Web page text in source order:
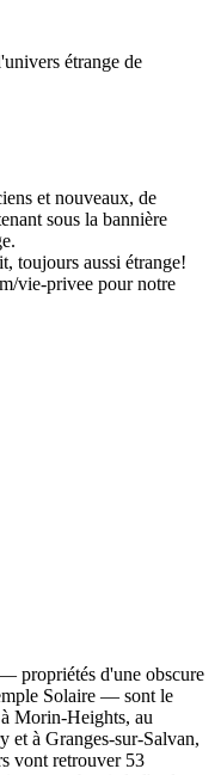
étrange de
et nouveaux, de
sous la bannière
toujours aussi étrange!
vie-privee pour notre
propriétés d'une obscure
Solaire ― sont le
Morin-Heights, au
et à Granges-sur-Salvan,
vont retrouver 53